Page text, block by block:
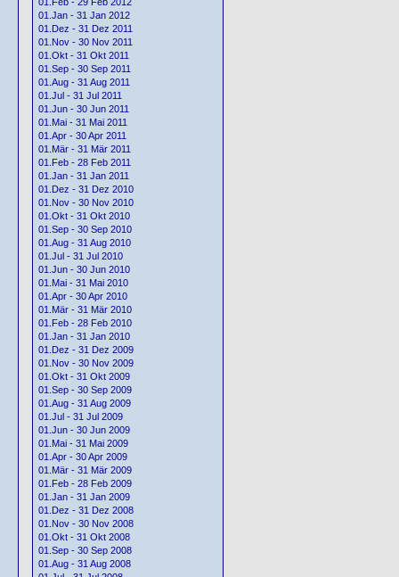
01.Jan - 31 Jan 2012
01.Dez - 31 Dez 2011
01.Nov - 30 Nov 2011
01.Okt - 31 Okt 2011
01.Sep - 30 Sep 2011
01.Aug - 31 Aug 2011
01.Jul - 31 Jul 2011
01.Jun - 30 Jun 2011
01.Mai - 31 Mai 2011
01.Apr - 30 Apr 2011
01.Mär - 31 Mär 2011
01.Feb - 28 Feb 2011
01.Jan - 31 Jan 2011
01.Dez - 31 Dez 2010
01.Nov - 30 Nov 2010
01.Okt - 31 Okt 2010
01.Sep - 30 Sep 2010
01.Aug - 31 Aug 2010
01.Jul - 31 Jul 2010
01.Jun - 30 Jun 2010
01.Mai - 31 Mai 2010
01.Apr - 30 Apr 2010
01.Mär - 31 Mär 2010
01.Feb - 28 Feb 2010
01.Jan - 31 Jan 2010
01.Dez - 31 Dez 2009
01.Nov - 30 Nov 2009
01.Okt - 31 Okt 2009
01.Sep - 30 Sep 2009
01.Aug - 31 Aug 2009
01.Jul - 31 Jul 2009
01.Jun - 30 Jun 2009
01.Mai - 31 Mai 2009
01.Apr - 30 Apr 2009
01.Mär - 31 Mär 2009
01.Feb - 28 Feb 2009
01.Jan - 31 Jan 2009
01.Dez - 31 Dez 2008
01.Nov - 30 Nov 2008
01.Okt - 31 Okt 2008
01.Sep - 30 Sep 2008
01.Aug - 31 Aug 2008